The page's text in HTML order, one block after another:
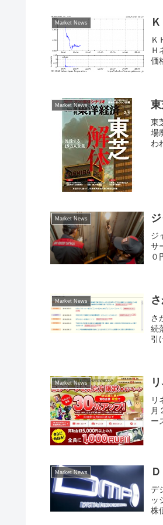
Market News
Ｋ
Ｈ
価
Market News
東
場
わ
Market News
ジ
サ
０
Market News
さ
続
引
Market News
リ
月
ー
Market News
デ
ッ
株